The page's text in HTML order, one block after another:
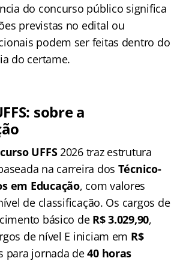
do concurso público significa
previstas no edital ou
podem ser feitas dentro do
do certame.
sobre a
UFFS2026 traz estrutura
na carreira dos Técnico-
em Educação, com valores
de classificação. Os cargos de
básico de R$ 3.029,90,
de nível E iniciam em R$
para jornada de40 horas